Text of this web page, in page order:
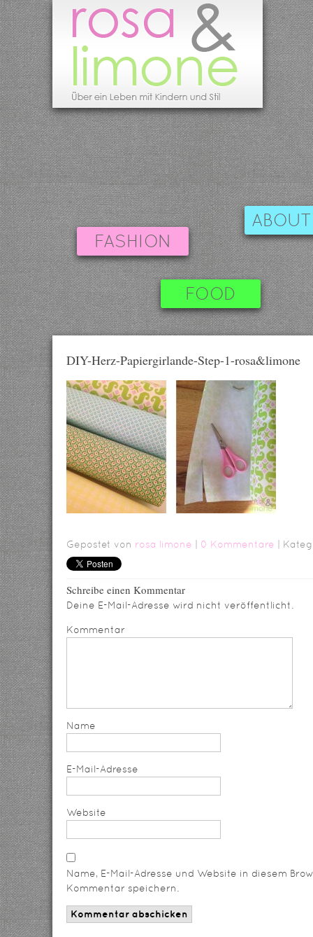
FASHION
FOOD
DIY-Herz-Papiergirlande-Step-1-rosa&limone
Gepostet von rosa limone 0 Kommentare |
Schreibe einen Kommentar
Deine E-Mail-Adresse wird nicht veröffentlicht.
Kommentar
Name
E-Mail-Adresse
Website
Name, E-Mail-Adresse und Website in diesem
Kommentar speichern.